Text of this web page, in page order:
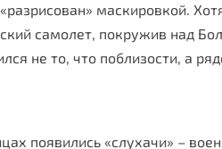
маскировкой.
самолет, покружив над
не то, что поблизости, а
появились «слухачи» –